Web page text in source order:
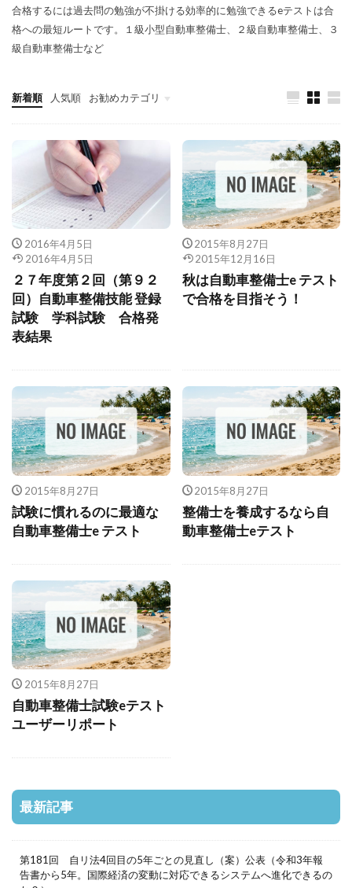
合格するには過去問の勉強が不掛ける効率的に勉強できるeテストは合
格への最短ルートです。１級小型自動車整備士、２級自動車整備士、３
級自動車整備士など
新着順 人気順 お勧めカテゴリ
故障診断整備のススメ
2016年4月5日
2016年4月5日
２７年度第２回（第９２
回）自動車整備技能 登録
試験 学科試験 合格発
表結果
2015年8月27日
2015年12月16日
秋は自動車整備士e テスト
で合格を目指そう！
2015年8月27日
試験に慣れるのに最適な
自動車整備士e テスト
2015年8月27日
整備士を養成するなら自
動車整備士eテスト
2015年8月27日
自動車整備士試験eテスト
ユーザーリポート
最新記事
第181回 自リ法4回目の5年ごとの見直し（案）公表（令和3年報
告書から5年。国際経済の変動に対応できるシステムへ進化できるの